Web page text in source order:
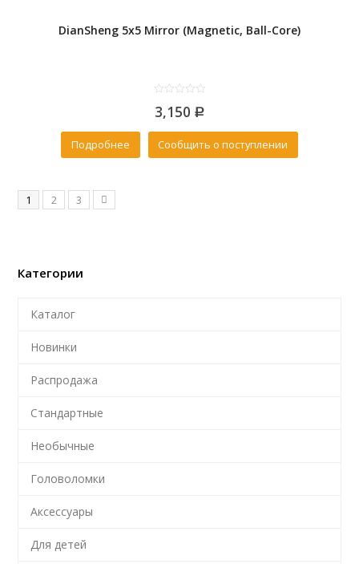
DianSheng 5x5 Mirror (Magnetic, Ball-Core)
out
5
3,150 Р
Подробнее Сообщить о поступлении
1 2 3
Категории
Каталог
Новинки
Распродажа
Стандартные
Необычные
Головоломки
Аксессуары
Для детей